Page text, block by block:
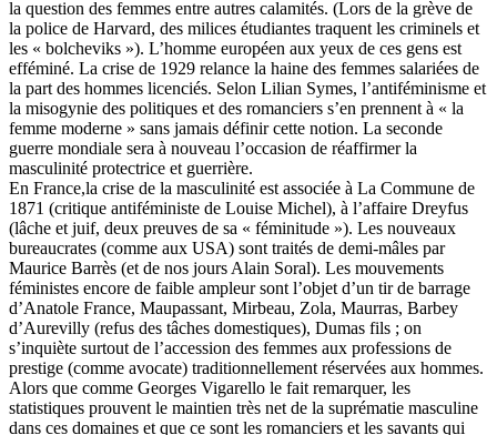
la question des femmes entre autres calamités. (Lors de la grève de
la police de Harvard, des milices étudiantes traquent les criminels et
les « bolcheviks »). L’homme européen aux yeux de ces gens est
efféminé. La crise de 1929 relance la haine des femmes salariées de
la part des hommes licenciés. Selon Lilian Symes, l’antiféminisme et
la misogynie des politiques et des romanciers s’en prennent à « la
femme moderne » sans jamais définir cette notion. La seconde
guerre mondiale sera à nouveau l’occasion de réaffirmer la
masculinité protectrice et guerrière.
En France,la crise de la masculinité est associée à La Commune de
1871 (critique antiféministe de Louise Michel), à l’affaire Dreyfus
(lâche et juif, deux preuves de sa « féminitude »). Les nouveaux
bureaucrates (comme aux USA) sont traités de demi-mâles par
Maurice Barrès (et de nos jours Alain Soral). Les mouvements
féministes encore de faible ampleur sont l’objet d’un tir de barrage
d’Anatole France, Maupassant, Mirbeau, Zola, Maurras, Barbey
d’Aurevilly (refus des tâches domestiques), Dumas fils ; on
s’inquiète surtout de l’accession des femmes aux professions de
prestige (comme avocate) traditionnellement réservées aux hommes.
Alors que comme Georges Vigarello le fait remarquer, les
statistiques prouvent le maintien très net de la suprématie masculine
dans ces domaines et que ce sont les romanciers et les savants qui